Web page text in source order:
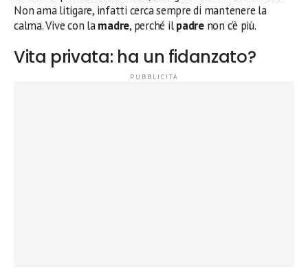
Non ama litigare, infatti cerca sempre di mantenere la
calma. Vive con lamadre, perché ilpadrenon c’è più.
Vita privata: ha un fidanzato?